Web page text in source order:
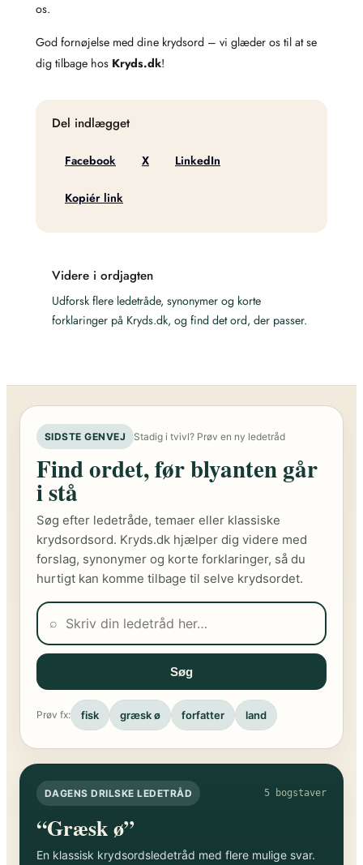
os.
God fornøjelse med dine krydsord – vi glæder os til at se
dig tilbage hos Kryds.dk!
Del indlægget
Facebook X LinkedIn
Kopiér link
Videre i ordjagten
Udforsk flere ledetråde, synonymer og korte
forklaringer på Kryds.dk, og find det ord, der passer.
SIDSTE GENVEJ Stadig i tvivl? Prøv en ny ledetråd
Find ordet, før blyanten går
i stå
Søg efter ledetråde, temaer eller klassiske
krydsordsord. Kryds.dk hjælper dig videre med
forslag, synonymer og korte forklaringer, så du
hurtigt kan komme tilbage til selve krydsordet.
⌕
Søg
Prøv fx: fisk græsk ø forfatter land
DAGENS DRILSKE LEDETRÅD 5 bogstaver
“Græsk ø”
En klassisk krydsordsledetråd med flere mulige svar.